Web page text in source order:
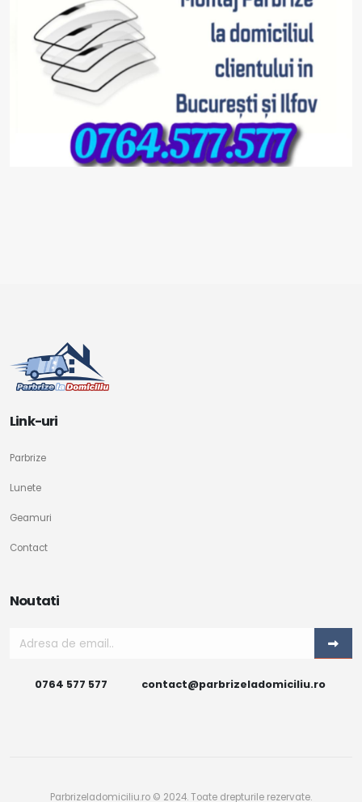
Link-uri
Parbrize
Lunete
Geamuri
Contact
Noutati
0764 577 577 contact@parbrizeladomiciliu.ro
Parbrizeladomiciliu.ro © 2024. Toate drepturile rezervate.